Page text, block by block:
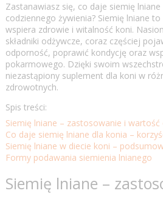
Zastanawiasz się, co daje siemię
codziennego żywienia? Siemię lniane
wspiera zdrowie i witalność koni.
składniki odżywcze, coraz częściej
odporność, poprawić kondycję oraz
pokarmowego. Dzięki swoim
niezastąpiony suplement dla koni w
zdrowotnych.
Spis treści:
Siemię lniane – zastosowanie i wartość
Co daje siemię lniane dla konia –
Siemię lniane w diecie koni –
Formy podawania siemienia lnianego
Siemię lniane –